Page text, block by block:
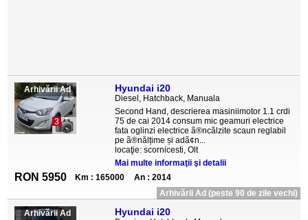
Arhivării Ad
3
Hyundai i20
Diesel, Hatchback, Manuala
Second Hand, descrierea masiniimotor 1.1 crdi
75 de cai 2014 consum mic geamuri electrice
fata oglinzi electrice ã®ncălzite scaun reglabil
pe ã®nălțime și adã¢n...
locaţie: scornicesti, Olt
Mai multe informaţii şi detalii
RON 5950 Km : 165000
An : 2014
Arhivării Ad (peste 90 de zile vechi)
Arhivării Ad Hyundai i20